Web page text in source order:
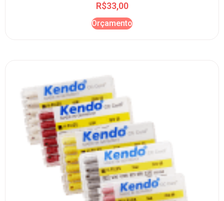
R$33,00
Orçamento